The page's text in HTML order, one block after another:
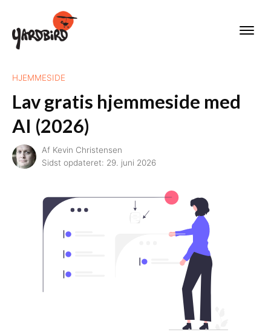
HJEMMESIDE
Lav gratis hjemmeside med
AI (2026)
Af Kevin Christensen
Sidst opdateret: 29. juni 2026